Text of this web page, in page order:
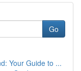
Go
Your Guide to ...